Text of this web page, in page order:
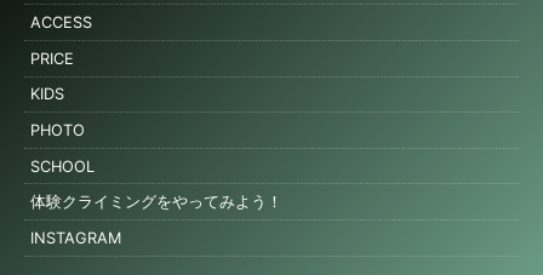
ACCESS
PRICE
KIDS
PHOTO
SCHOOL
体験クライミングをやってみよう！
INSTAGRAM